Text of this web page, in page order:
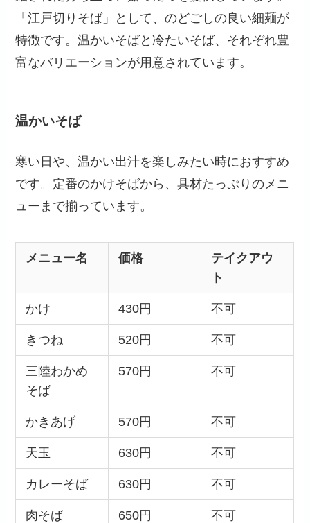
「江戸切りそば」として、のどごしの良い細麺が
特徴です。温かいそばと冷たいそば、それぞれ豊
富なバリエーションが用意されています。
温かいそば
寒い日や、温かい出汁を楽しみたい時におすすめ
です。定番のかけそばから、具材たっぷりのメニ
ューまで揃っています。
メニュー名 価格
テイクアウ
ト
かけ 430円 不可
きつね 520円 不可
三陸わかめ
そば
570円 不可
かきあげ 570円 不可
天玉 630円 不可
カレーそば 630円 不可
肉そば 650円 不可